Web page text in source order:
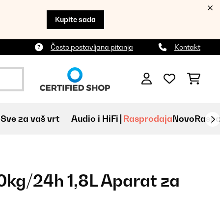
Kupite sada
Često postavljana pitanja Kontakt
Sve za vaš vrt Audio i HiFi RasprodajaNovo
24h 1,8L Aparat za